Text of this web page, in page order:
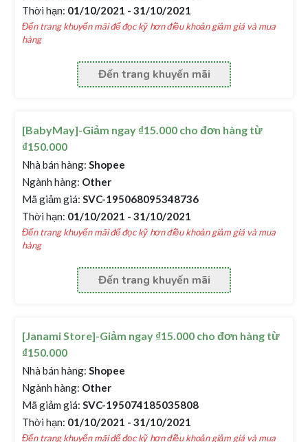
Thời hạn: 01/10/2021 - 31/10/2021
Đến trang khuyến mãi để đọc kỹ hơn điều khoản giảm giá và mua
hàng
Đến trang khuyến mãi
[BabyMay]-Giảm ngay ₫15.000 cho đơn hàng từ
₫150.000
Nhà bán hàng: Shopee
Ngành hàng: Other
Mã giảm giá: SVC-195068095348736
Thời hạn: 01/10/2021 - 31/10/2021
Đến trang khuyến mãi để đọc kỹ hơn điều khoản giảm giá và mua
hàng
Đến trang khuyến mãi
[Janami Store]-Giảm ngay ₫15.000 cho đơn hàng từ
₫150.000
Nhà bán hàng: Shopee
Ngành hàng: Other
Mã giảm giá: SVC-195074185035808
Thời hạn: 01/10/2021 - 31/10/2021
Đến trang khuyến mãi để đọc kỹ hơn điều khoản giảm giá và mua